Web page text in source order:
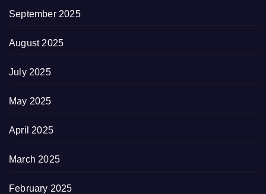
September 2025
August 2025
July 2025
May 2025
April 2025
March 2025
February 2025